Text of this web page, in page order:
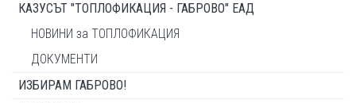
КАЗУСЪТ "ТОПЛОФИКАЦИЯ - ГАБРОВО" ЕАД
НОВИНИ за ТОПЛОФИКАЦИЯ
ДОКУМЕНТИ
ИЗБИРАМ ГАБРОВО!